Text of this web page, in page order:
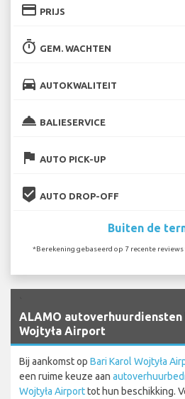
credit_card PRIJS
timer GEM. WACHTEN
directions_car AUTOKWALITEIT
room_service BALIESERVICE
flag AUTO PICK-UP
beenhere AUTO DROP-OFF
Buiten de
*Berekening gebaseerd op 7 recente reviews
ALAMO
Wojtyła Airport
Bij aankomst op Bari Karol Wojtyła
een ruime keuze aan
Wojtyła Airporttot hun beschikking.